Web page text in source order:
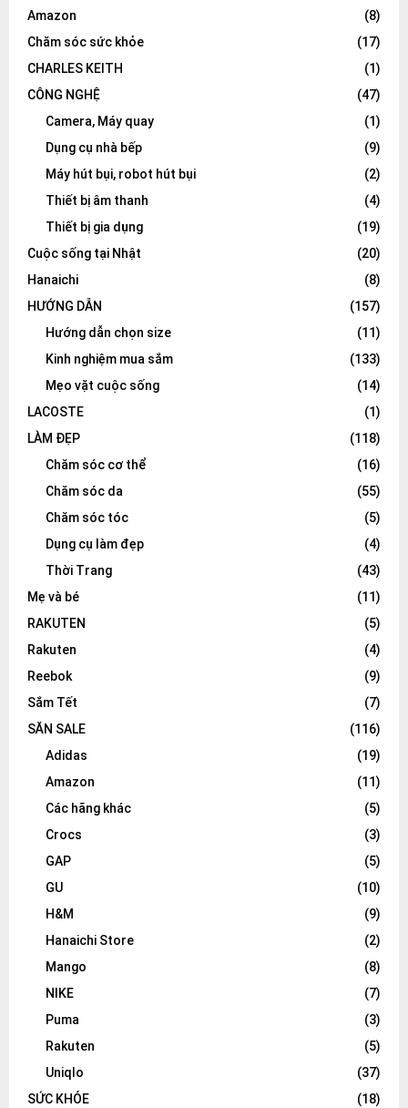
Amazon
(8)
Chăm sóc sức khỏe
(17)
CHARLES KEITH
(1)
CÔNG NGHỆ
(47)
Camera, Máy quay
(1)
Dụng cụ nhà bếp
(9)
Máy hút bụi, robot hút bụi
(2)
Thiết bị âm thanh
(4)
Thiết bị gia dụng
(19)
Cuộc sống tại Nhật
(20)
Hanaichi
(8)
HƯỚNG DẪN
(157)
Hướng dẫn chọn size
(11)
Kinh nghiệm mua sắm
(133)
Mẹo vặt cuộc sống
(14)
LACOSTE
(1)
LÀM ĐẸP
(118)
Chăm sóc cơ thể
(16)
Chăm sóc da
(55)
Chăm sóc tóc
(5)
Dụng cụ làm đẹp
(4)
Thời Trang
(43)
Mẹ và bé
(11)
RAKUTEN
(5)
Rakuten
(4)
Reebok
(9)
Sắm Tết
(7)
SĂN SALE
(116)
Adidas
(19)
Amazon
(11)
Các hãng khác
(5)
Crocs
(3)
GAP
(5)
GU
(10)
H&M
(9)
Hanaichi Store
(2)
Mango
(8)
NIKE
(7)
Puma
(3)
Rakuten
(5)
Uniqlo
(37)
SỨC KHỎE
(18)